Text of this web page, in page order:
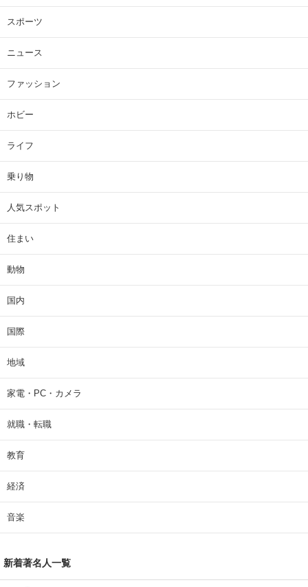
スポーツ
ニュース
ファッション
ホビー
ライフ
乗り物
人気スポット
住まい
動物
国内
国際
地域
家電・PC・カメラ
就職・転職
教育
経済
音楽
新着著名人一覧